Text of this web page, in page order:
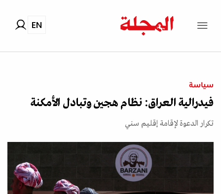
EN
سياسة
فيدرالية العراق: نظام هجين وتبادل الأمكنة
تكرار الدعوة لإقامة إقليم سني